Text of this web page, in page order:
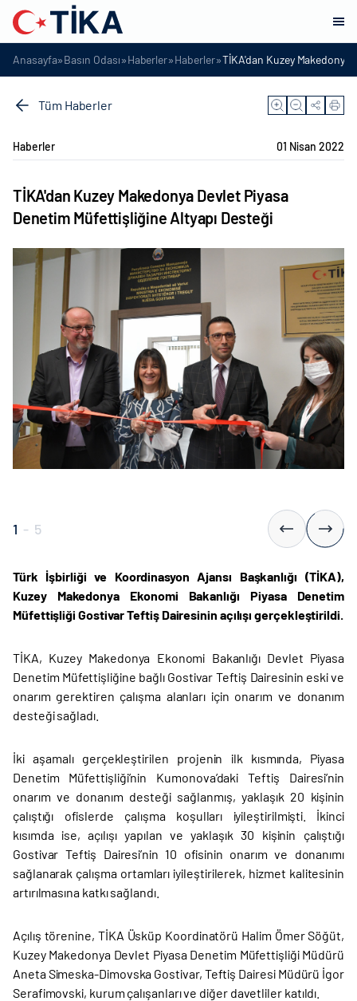
Anasayfa»Basın Odası»Haberler»Haberler»TİKA'dan Kuzey Makedonya
Tüm Haberler
Haberler 01 Nisan 2022
TİKA'dan Kuzey Makedonya Devlet Piyasa
Denetim Müfettişliğine Altyapı Desteği
1 - 5
Türk İşbirliği ve Koordinasyon Ajansı Başkanlığı (TİKA),
Kuzey Makedonya Ekonomi Bakanlığı Piyasa Denetim
Müfettişliği Gostivar Teftiş Dairesinin açılışı gerçekleştirildi.
TİKA, Kuzey Makedonya Ekonomi Bakanlığı Devlet Piyasa
Denetim Müfettişliğine bağlı Gostivar Teftiş Dairesinin eski ve
onarım gerektiren çalışma alanları için onarım ve donanım
desteği sağladı.
İki aşamalı gerçekleştirilen projenin ilk kısmında, Piyasa
Denetim Müfettişliği’nin Kumonova’daki Teftiş Dairesi’nin
onarım ve donanım desteği sağlanmış, yaklaşık 20 kişinin
çalıştığı ofislerde çalışma koşulları iyileştirilmişti. İkinci
kısımda ise, açılışı yapılan ve yaklaşık 30 kişinin çalıştığı
Gostivar Teftiş Dairesi’nin 10 ofisinin onarım ve donanımı
sağlanarak çalışma ortamları iyileştirilerek, hizmet kalitesinin
artırılmasına katkı sağlandı.
Açılış törenine, TİKA Üsküp Koordinatörü Halim Ömer Söğüt,
Kuzey Makedonya Devlet Piyasa Denetim Müfettişliği Müdürü
Aneta Simeska-Dimovska Gostivar, Teftiş Dairesi Müdürü İgor
Serafimovski, kurum çalışanları ve diğer davetliler katıldı.